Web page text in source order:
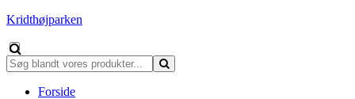
Kridthøjparken
Forside